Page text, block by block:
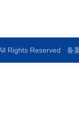
Rights Reserved 备